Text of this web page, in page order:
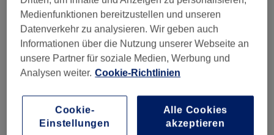
Damen - Colorationen, Schnitte & Selber
Föhnen (3)
ab 69,50 €
Damen - Colorationen, Schnitte &
Stylings (3)
ab 79,50 €
Damen - Colorationen & Farben (4) ab 45 €
Herren (1)
Medienfunktionen bereitzustellen und unseren
Datenverkehr zu analysieren. Wir geben auch
Informationen über die Nutzung unserer Webseite an
unsere Partner für soziale Medien, Werbung und
Analysen weiter. Cookie-Richtlinien
Cookie-
Einstellungen
Alle Cookies
akzeptieren